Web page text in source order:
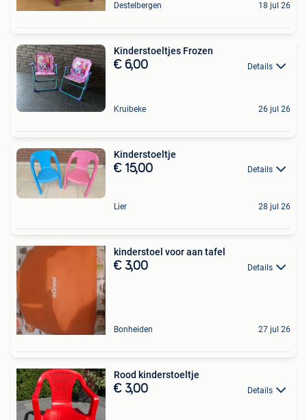
Destelbergen 18 jul 26
Kinderstoeltjes Frozen
€ 6,00 Details
Kruibeke 26 jul 26
Kinderstoeltje
€ 15,00 Details
Lier 28 jul 26
kinderstoel voor aan tafel
€ 3,00 Details
Bonheiden 27 jul 26
Rood kinderstoeltje
€ 3,00 Details